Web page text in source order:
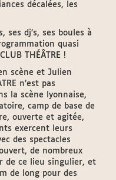
décalées, les
ses dj’s, ses boules à
quasi
THÉÂTRE !
scène et Julien
n’est pas
la scène lyonnaise,
camp de base de
ouverte et agitée,
exercent leurs
des spectacles
de nombreux
de ce lieu singulier, et
de long pour des